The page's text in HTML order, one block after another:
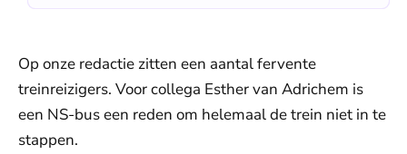
Op onze redactie zitten een aantal fervente
treinreizigers. Voor collega Esther van Adrichem is
een NS-bus een reden om helemaal de trein niet in te
stappen.